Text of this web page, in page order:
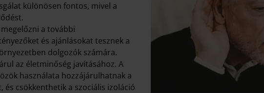
különösen fontos, mivel a
a további
és ajánlásokat tesznek a
dolgozók számára.
az életminőség javításához. A
használata hozzájárulhatnak a
csökkenthetik a szociális izoláció